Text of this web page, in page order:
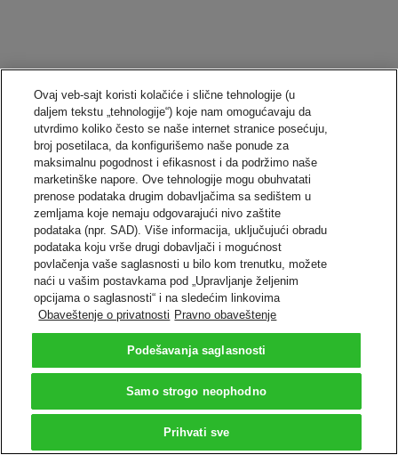
Ovaj veb-sajt koristi kolačiće i slične tehnologije (u
daljem tekstu „tehnologije“) koje nam omogućavaju da
utvrdimo koliko često se naše internet stranice posećuju,
broj posetilaca, da konfigurišemo naše ponude za
maksimalnu pogodnost i efikasnost i da podržimo naše
marketinške napore. Ove tehnologije mogu obuhvatati
prenose podataka drugim dobavljačima sa sedištem u
zemljama koje nemaju odgovarajući nivo zaštite
podataka (npr. SAD). Više informacija, uključujući obradu
podataka koju vrše drugi dobavljači i mogućnost
povlačenja vaše saglasnosti u bilo kom trenutku, možete
naći u vašim postavkama pod „Upravljanje željenim
opcijama o saglasnosti“ i na sledećim linkovima
Obaveštenje o privatnosti Pravno obaveštenje
Podešavanja saglasnosti
Samo strogo neophodno
Prihvati sve